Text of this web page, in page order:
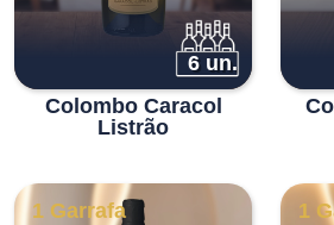
6 un.
Colombo Caracol
Listrão
1 Garrafa
1